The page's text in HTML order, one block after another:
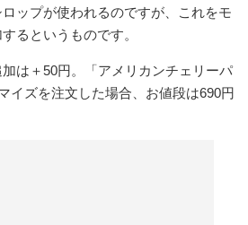
ップが使われるのですが、これをモ
るというものです。
は＋50円。「アメリカンチェリーパ
イズを注文した場合、お値段は690円